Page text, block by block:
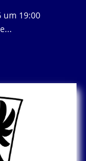
um 19:00